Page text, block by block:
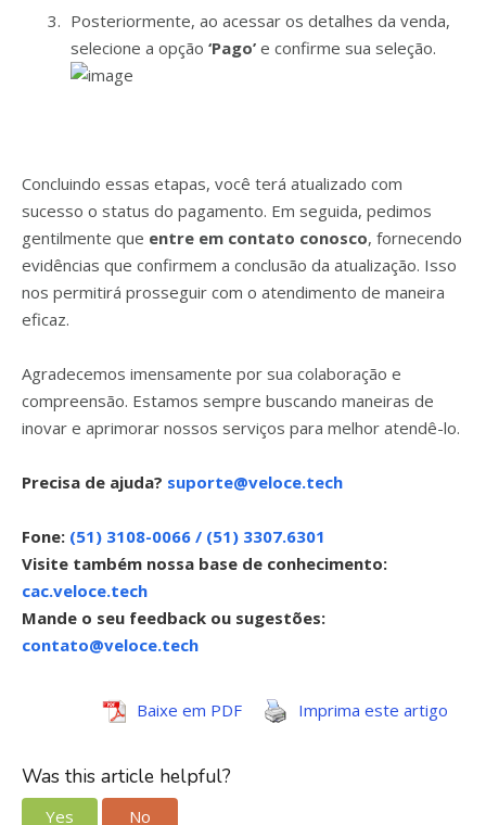
Posteriormente, ao acessar os detalhes da venda,
selecione a opção ‘Pago’ e confirme sua seleção.
Concluindo essas etapas, você terá atualizado com
sucesso o status do pagamento. Em seguida, pedimos
gentilmente que entre em contato conosco, fornecendo
evidências que confirmem a conclusão da atualização. Isso
nos permitirá prosseguir com o atendimento de maneira
eficaz.
Agradecemos imensamente por sua colaboração e
compreensão. Estamos sempre buscando maneiras de
inovar e aprimorar nossos serviços para melhor atendê-lo.
Precisa de ajuda? suporte@veloce.tech
Fone: (51) 3108-0066 / (51) 3307.6301
Visite também nossa base de conhecimento:
cac.veloce.tech
Mande o seu feedback ou sugestões:
contato@veloce.tech
Baixe em PDF Imprima este artigo
Was this article helpful?
Yes No